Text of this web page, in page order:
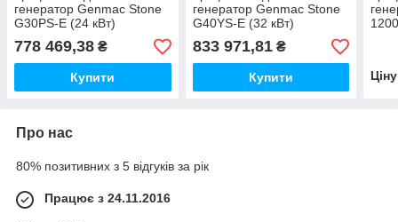
генератор Genmac Stone
G30PS-E (24 кВт)
778 469,38 ₴
Купити
генератор Genmac Stone
G40YS-E (32 кВт)
833 971,81₴
Купити
Про нас
80% позитивних з 5 відгуків за рік
Працює з 24.11.2016